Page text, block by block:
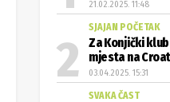
21.02.2025. 11:48
SJAJAN POČETAK
Za Konjički
mjesta na
03.04.2025. 15:31
SVAKA ČAST